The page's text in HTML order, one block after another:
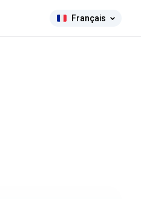
Français